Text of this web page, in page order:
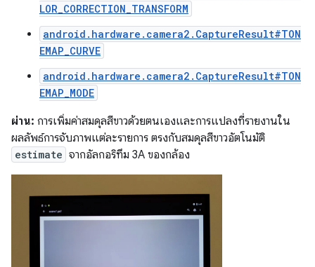
LOR_CORRECTION_TRANSFORM
android.hardware.camera2.CaptureResult#TON
EMAP_CURVE
android.hardware.camera2.CaptureResult#TON
EMAP_MODE
ผ่าน: การเพิ่มค่าสมดุลสีขาวด้วยตนเองและการแปลงที่รายงานใน
ผลลัพธ์การจับภาพแต่ละรายการ ตรงกับสมดุลสีขาวอัตโนมัติ
estimate จากอัลกอริทึม 3A ของกล้อง